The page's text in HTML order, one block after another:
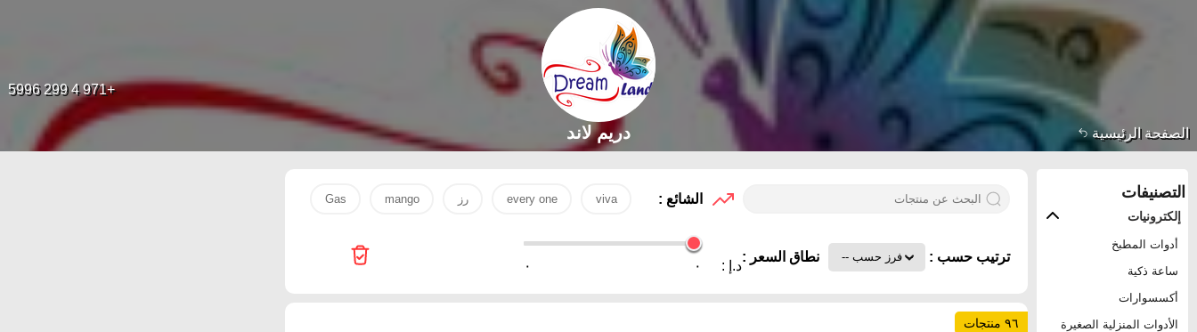
الصفحة الرئيسية
+971 4 299 5996
دريم لاند
التصنيفات
إلكترونيات
أدوات المطبخ
ساعة ذكية
أكسسوارات
الأدوات المنزلية الصغيرة
الشائع : viva
every one رز mango
Gas
ترتيب حسب : نطاق السعر :
د.إ : ٠ ٠
٩٦ منتجات